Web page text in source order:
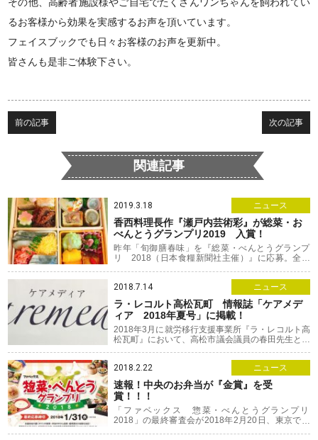
るお客様から効果を実感するお声を頂いています。
フェイスブックでも日々お客様のお声を更新中。
皆さんも是非ご体験下さい。
前の記事 次の記事
関連記事
2019.3.18 ニュース
香西料理長作『瀬戸内芸術彩』が総菜・お
べんとうグランプリ2019 入賞！
昨年「旬御膳春味」を『総菜・べんとうグランプ
リ 2018（日本食糧新聞社主催）』に応募。全国
2018.7.14
ニュース
ラ・レコルト高松瓦町 情報誌「ケアメデ
ィア 2018年夏号」に掲載！
2018年3月に就労移行支援事業所『ラ・レコルト高
松瓦町』において、高松市議会議員の春田先生と、
2018.2.22
ニュース
速報！中央のお弁当が『金賞』を受
賞！！！
「ファベックス 惣菜・べんとうグランプリ
2018」の最終審査会が2018年2月20日、東京で開